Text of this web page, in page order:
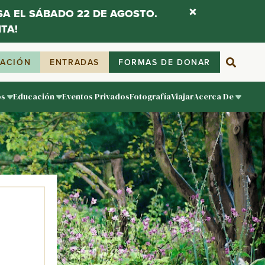
ENTRADAS FORMAS DE DONAR
Educación Eventos PrivadosFotografíaViajarAcerca De
EL SÁBADO 22 DE AGOSTO.